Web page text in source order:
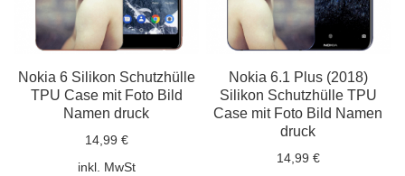
Nokia 6 Silikon Schutzhülle
TPU Case mit Foto Bild
Namen druck
14,99 €
inkl. MwSt
Nokia 6.1 Plus (2018)
Silikon Schutzhülle TPU
Case mit Foto Bild Namen
druck
14,99 €